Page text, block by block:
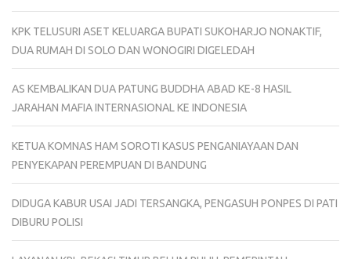
KPK TELUSURI ASET KELUARGA BUPATI SUKOHARJO NONAKTIF,
DUA RUMAH DI SOLO DAN WONOGIRI DIGELEDAH
AS KEMBALIKAN DUA PATUNG BUDDHA ABAD KE-8 HASIL
JARAHAN MAFIA INTERNASIONAL KE INDONESIA
KETUA KOMNAS HAM SOROTI KASUS PENGANIAYAAN DAN
PENYEKAPAN PEREMPUAN DI BANDUNG
DIDUGA KABUR USAI JADI TERSANGKA, PENGASUH PONPES DI PATI
DIBURU POLISI